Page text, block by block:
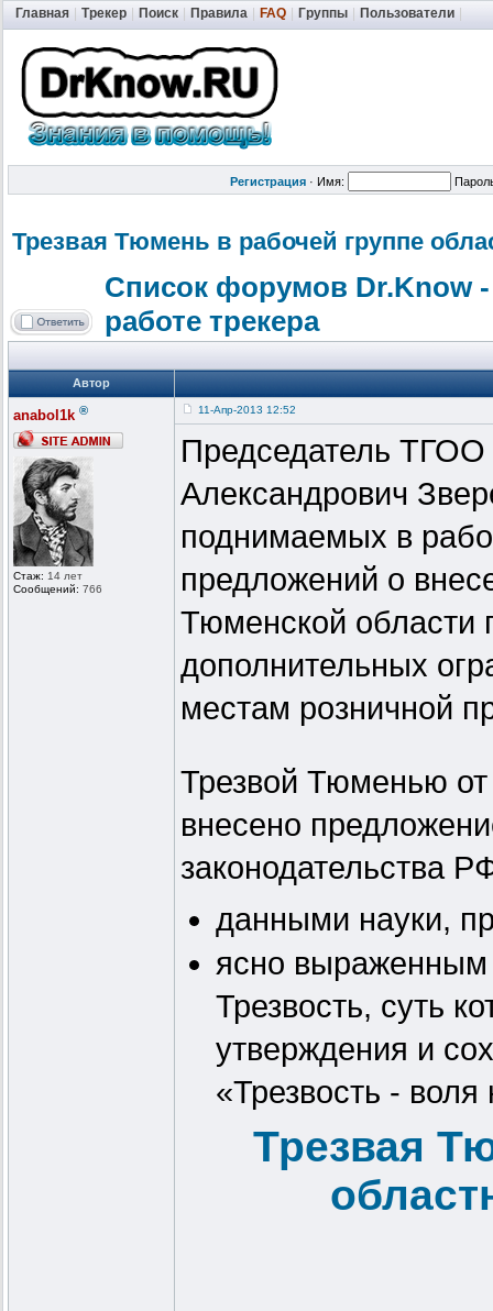
Главная Трекер Поиск Правила FAQ Группы Пользователи
Регистрация · Имя:
Трезвая Тюмень в рабочей группе
Список форумов Dr.Know
работе трекера
Автор
anabol1k ®
Стаж: 14 лет
Сообщений: 766
11-Апр-2013 12:52
Председатель
Александрович
поднимаемых в
предложений о
Тюменской области
дополнительных
местам розничной
Трезвой Тюменью
внесено
законодательства
данными науки,
ясно
Трезвость, суть
утверждения и
«Трезвость - воля
Трезвая